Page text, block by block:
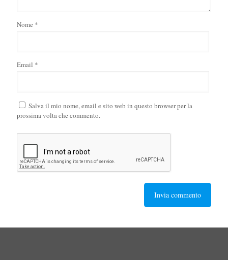
Nome *
Email *
Salva il mio nome, email e sito web in questo browser per la
prossima volta che commento.